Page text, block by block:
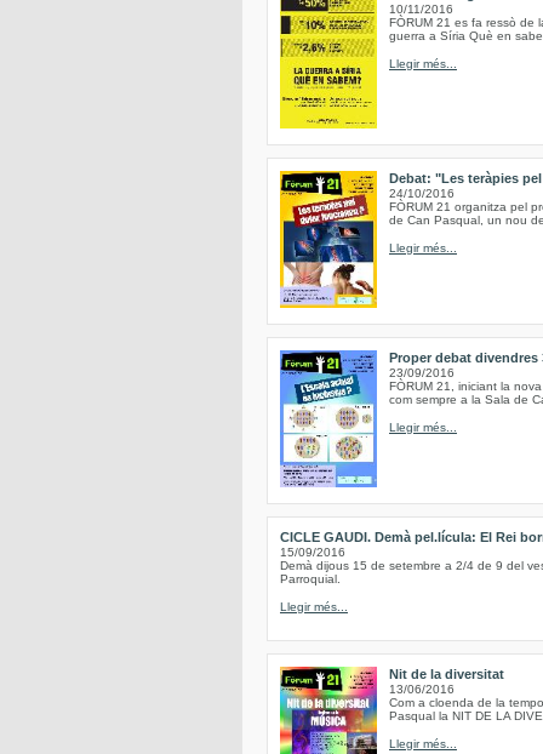
10/11/2016
FÒRUM 21 es fa ressò de
guerra a Síria Què en
Llegir més...
Debat: "Les teràpies
24/10/2016
FÒRUM 21 organitza pel
de Can Pasqual, un nou
Llegir més...
Proper debat
23/09/2016
FÒRUM 21, iniciant la
com sempre a la Sala de
Llegir més...
CICLE GAUDI. Demà pel.lícula: El Rei
15/09/2016
Demà dijous 15 de setembre a 2/4 de 9 del
Parroquial.
Llegir més...
Nit de la diversitat
13/06/2016
Com a cloenda de la
Pasqual la NIT DE LA
Llegir més...